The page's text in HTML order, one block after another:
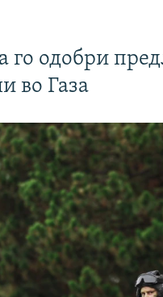
го одобри
во Газа